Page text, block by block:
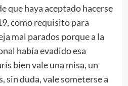
que haya aceptado hacerse
como requisito para
mal parados porque a la
había evadido esa
bien vale una misa, un
sin duda, vale someterse a